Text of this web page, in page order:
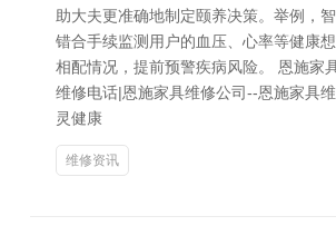
助大夫更准确地制定颐养决策。举例，
错合手续监测用户的血压、心率等健康
相配情况，提前预警疾病风险。 恩施家
维修电话|恩施家具维修公司--恩施家具
灵健康
维修资讯